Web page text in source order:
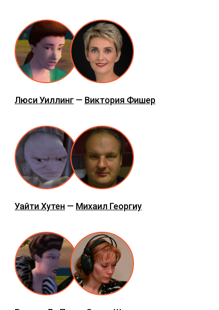
Люси Уиллинг — Виктория Фишер
Уайти Хутен — Михаил Георгиу